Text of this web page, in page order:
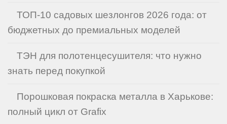
ТОП-10 садовых шезлонгов 2026 года: от
бюджетных до премиальных моделей
ТЭН для полотенцесушителя: что нужно
знать перед покупкой
Порошковая покраска металла в Харькове:
полный цикл от Grafix